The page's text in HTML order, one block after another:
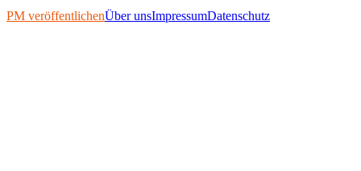
PM veröffentlichenÜber unsImpressumDatenschutz